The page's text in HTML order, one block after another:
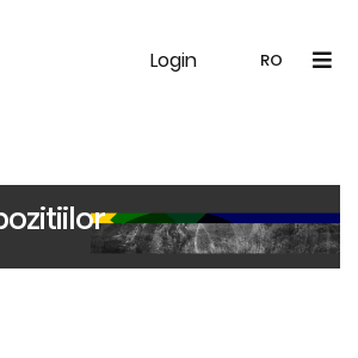
Login RO
Noutăți